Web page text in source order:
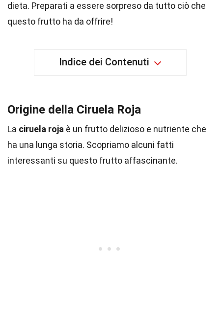
dieta. Preparati a essere sorpreso da tutto ciò che
questo frutto ha da offrire!
Indice dei Contenuti
Origine della Ciruela Roja
La ciruela roja è un frutto delizioso e nutriente che
ha una lunga storia. Scopriamo alcuni fatti
interessanti su questo frutto affascinante.